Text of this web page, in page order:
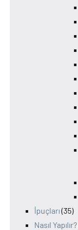
İpuçları(35)
Nasıl Yapılır?